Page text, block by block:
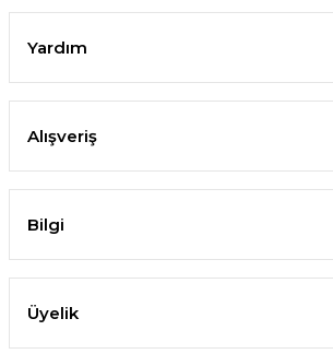
Yardım
Alışveriş
Bilgi
Üyelik